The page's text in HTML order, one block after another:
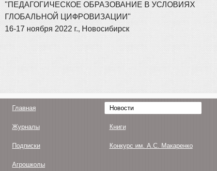
"ПЕДАГОГИЧЕСКОЕ ОБРАЗОВАНИЕ В УСЛОВИЯХ
ГЛОБАЛЬНОЙ ЦИФРОВИЗАЦИИ"
16-17 ноября 2022 г., Новосибирск
Главная Новости
Журналы Книги
Подписки Конкурс им. А.С. Макаренко
Агрошколы